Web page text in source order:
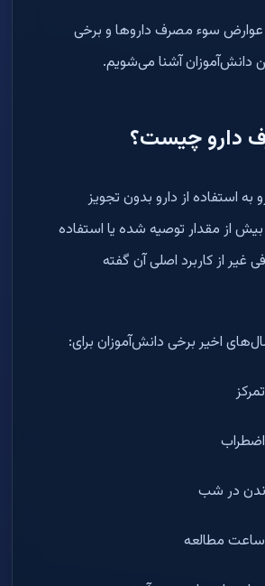
عوارض سوء مصرف داروها و برخی
دانش‌آموزان آشنا می‌شویم.
دارو چیست؟
استفاده از دارو بدون تجویز
از مقدار توصیه شده یا استفاده
غیر از کاربرد اصلی آن گفته
اخیر برخی دانش‌آموزان برای:
در شب
ساعت مطالعه